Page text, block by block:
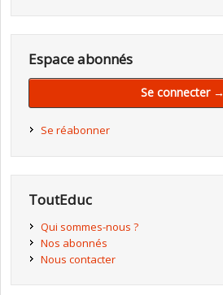
Espace abonnés
Se connecter →
Se réabonner
ToutEduc
Qui sommes-nous ?
Nos abonnés
Nous contacter